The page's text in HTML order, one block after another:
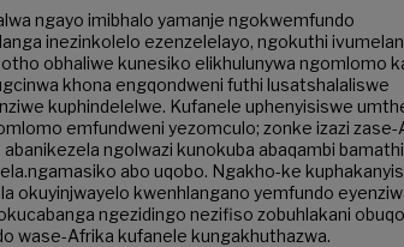
ngayo imibhalo yamanje ngokwemfundo
inezinkolelo ezenzelelayo, ngokuthi
obhaliwe kunesiko elikhulunywa ngomlomo
khona engqondweni futhi lusatshalaliswe
kuphindelelwe. Kufanele uphenyisiswe
emfundweni yezomculo; zonke izazi zase-
abanikezela ngolwazi kunokuba abaqambi
abo uqobo. Ngakho-ke
okuyinjwayelo kwenhlangano yemfundo
ngezidingo nezifiso zobuhlakani
wase-Afrika kufanele kungakhuthazwa.